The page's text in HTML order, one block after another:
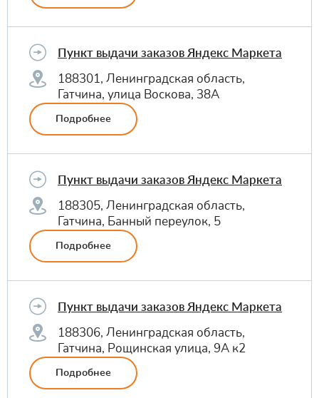
Пункт выдачи заказов Яндекс Маркета
188301, Ленинградская область,
Гатчина, улица Воскова, 38А
Подробнее
Пункт выдачи заказов Яндекс Маркета
188305, Ленинградская область,
Гатчина, Банный переулок, 5
Подробнее
Пункт выдачи заказов Яндекс Маркета
188306, Ленинградская область,
Гатчина, Рощинская улица, 9А к2
Подробнее